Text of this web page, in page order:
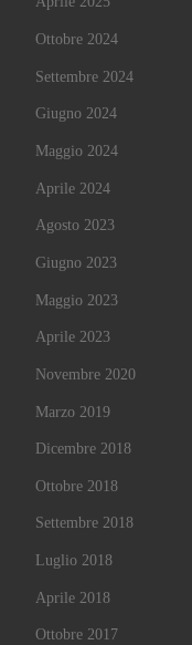
Ottobre 2024
Settembre 2024
Giugno 2024
Maggio 2024
Aprile 2024
Agosto 2023
Giugno 2023
Maggio 2023
Aprile 2023
Novembre 2020
Marzo 2019
Dicembre 2018
Ottobre 2018
Settembre 2018
Luglio 2018
Aprile 2018
Ottobre 2017